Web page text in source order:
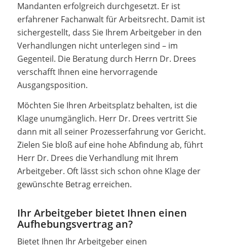
Mandanten erfolgreich durchgesetzt. Er ist
erfahrener Fachanwalt für Arbeitsrecht. Damit ist
sichergestellt, dass Sie Ihrem Arbeitgeber in den
Verhandlungen nicht unterlegen sind – im
Gegenteil. Die Beratung durch Herrn Dr. Drees
verschafft Ihnen eine hervorragende
Ausgangsposition.
Möchten Sie Ihren Arbeitsplatz behalten, ist die
Klage unumgänglich. Herr Dr. Drees vertritt Sie
dann mit all seiner Prozesserfahrung vor Gericht.
Zielen Sie bloß auf eine hohe Abfindung ab, führt
Herr Dr. Drees die Verhandlung mit Ihrem
Arbeitgeber. Oft lässt sich schon ohne Klage der
gewünschte Betrag erreichen.
Ihr Arbeitgeber bietet Ihnen einen
Aufhebungsvertrag an?
Bietet Ihnen Ihr Arbeitgeber einen